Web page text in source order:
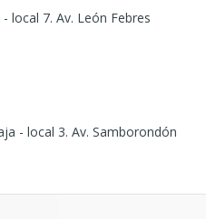
local 7. Av. León Febres
- local 3. Av. Samborondón